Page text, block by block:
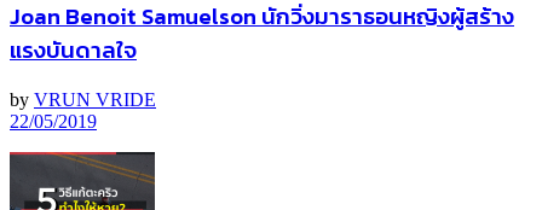
Joan Benoit Samuelson นักวิ่งมาราธอนหญิงผู้สร้าง
แรงบันดาลใจ
by VRUN VRIDE
22/05/2019